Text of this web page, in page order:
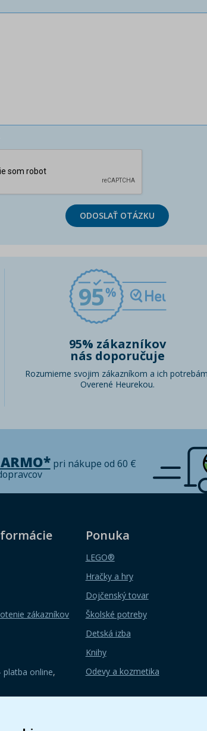
ODOSLAŤ OTÁZKU
95
95% zákazníkov
nás doporučuje
Rozumieme svojim zákazníkom a ich
Overené Heurekou.
pri nákupe od 60 €
zákazníkov
Ponuka
LEGO®
Hračky a hry
Dojčenský tovar
Školské potreby
Detská izba
Knihy
Odevy a kozmetika
platba online,